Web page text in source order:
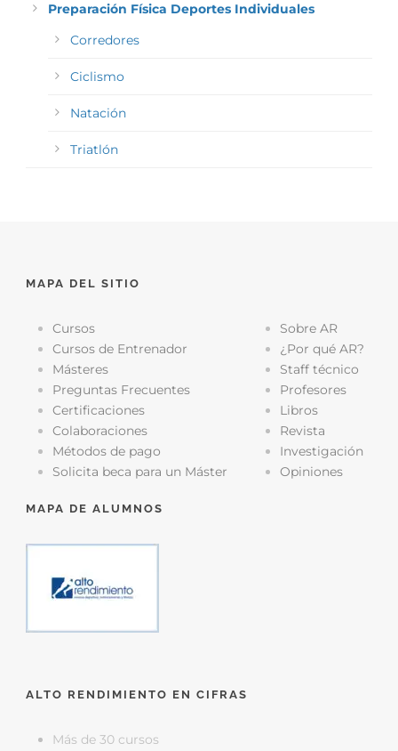
Preparación Física Deportes Individuales
Corredores
Ciclismo
Natación
Triatlón
MAPA DEL SITIO
Cursos
Cursos de Entrenador
Másteres
Preguntas Frecuentes
Certificaciones
Colaboraciones
Métodos de pago
Solicita beca para un Máster
Sobre AR
¿Por qué AR?
Staff técnico
Profesores
Libros
Revista
Investigación
Opiniones
MAPA DE ALUMNOS
ALTO RENDIMIENTO EN CIFRAS
Más de 30 cursos